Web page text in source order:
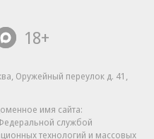
18+
Оружейный переулок д. 41,
имя сайта:
службой
технологий и массовых